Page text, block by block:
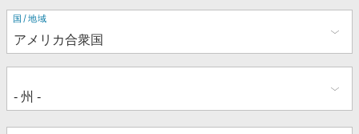
住
所
国/地域